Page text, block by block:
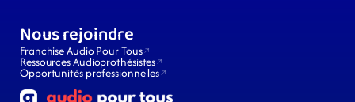
Nous rejoindre
Franchise Audio Pour Tous
Ressources Audioprothésistes
Opportunités professionnelles